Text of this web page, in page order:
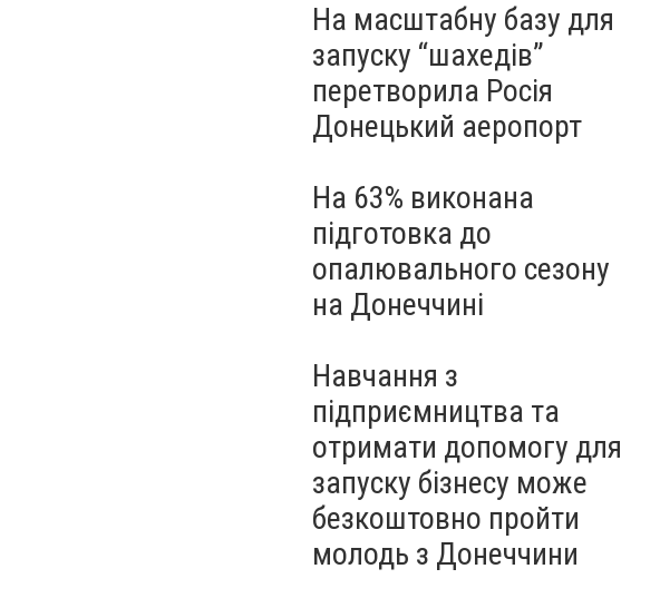
На масштабну базу для
запуску “шахедів”
перетворила Росія
Донецький аеропорт
На 63% виконана
підготовка до
опалювального сезону
на Донеччині
Навчання з
підприємництва та
отримати допомогу для
запуску бізнесу може
безкоштовно пройти
молодь з Донеччини